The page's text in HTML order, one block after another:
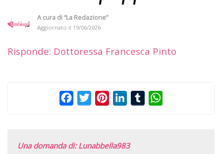
A cura di“La Redazione”
Aggiornato il 19/06/2026
Risponde: Dottoressa Francesca Pinto
FacebookTwitterPinterestLinkedInTumblr
Una domanda di: Lunabbella983